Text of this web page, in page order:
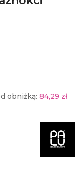
obniżką: 84,29 zł